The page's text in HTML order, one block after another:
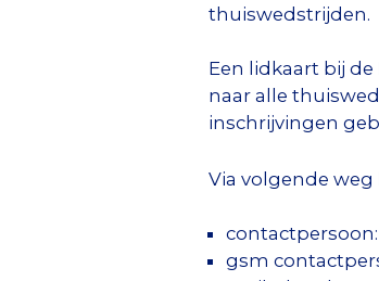
thuiswedstrijden.
Een lidkaart bij
naar alle
inschrijvingen
Via volgende
gsm